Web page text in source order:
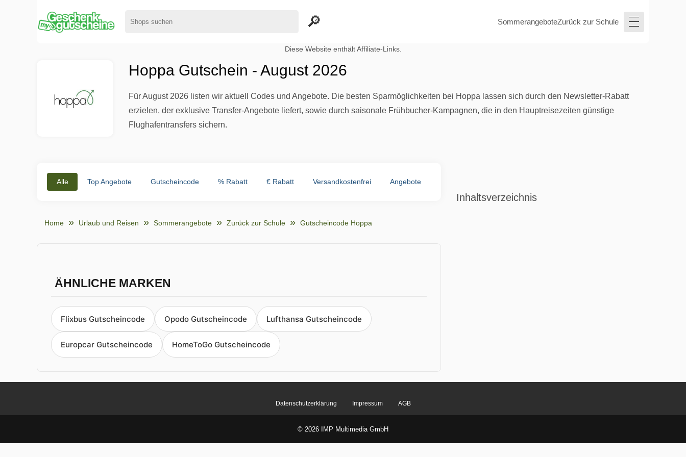
SommerangeboteZurück zur Schule
Diese Website enthält Affiliate-Links.
Hoppa Gutschein - August 2026
Für August 2026 listen wir aktuell Codes und Angebote. Die besten Sparmöglichkeiten bei Hoppa lassen sich durch den Newsletter-Rabatt
erzielen, der exklusive Transfer-Angebote liefert, sowie durch saisonale Frühbucher-Kampagnen, die in den Hauptreisezeiten günstige
Flughafentransfers sichern.
Alle Top Angebote Gutscheincode % Rabatt € Rabatt Versandkostenfrei Angebote
Home Urlaub und Reisen Sommerangebote Zurück zur Schule Gutscheincode Hoppa
ÄHNLICHE MARKEN
Flixbus Gutscheincode Opodo Gutscheincode Lufthansa Gutscheincode
Europcar Gutscheincode HomeToGo Gutscheincode
Inhaltsverzeichnis
Datenschutzerklärung Impressum AGB
© 2026 IMP Multimedia GmbH